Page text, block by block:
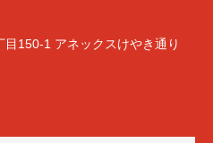
150-1 アネックスけやき通り